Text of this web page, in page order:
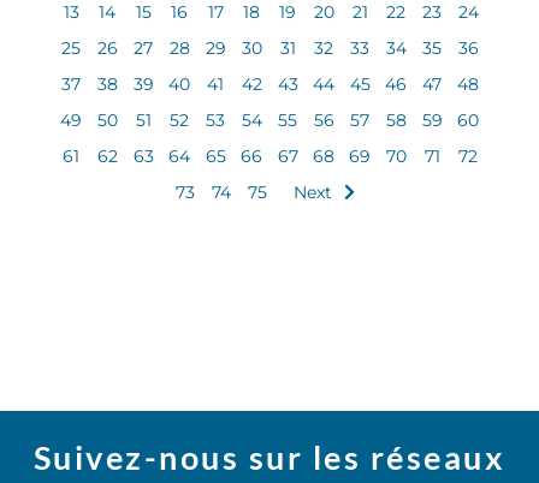
13
14 15 16 17 18 19 20 21 22 23
24
25
26 27 28 29 30 31 32 33 34 35
36
37
38 39 40 41 42 43 44 45 46 47
48
49
50 51 52 53 54 55 56 57 58 59
60
61
62 63 64 65 66 67 68 69 70 71
72
73
74 75 Next
Suivez-nous sur les réseaux